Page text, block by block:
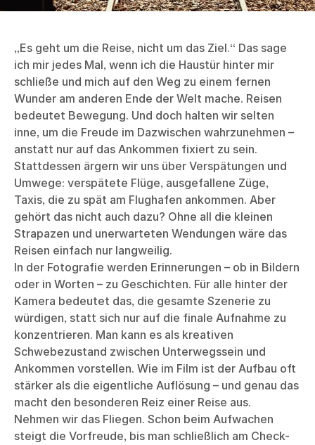
„Es geht um die Reise, nicht um das Ziel.“ Das sage
ich mir jedes Mal, wenn ich die Haustür hinter mir
schließe und mich auf den Weg zu einem fernen
Wunder am anderen Ende der Welt mache. Reisen
bedeutet Bewegung. Und doch halten wir selten
inne, um die Freude im Dazwischen wahrzunehmen –
anstatt nur auf das Ankommen fixiert zu sein.
Stattdessen ärgern wir uns über Verspätungen und
Umwege: verspätete Flüge, ausgefallene Züge,
Taxis, die zu spät am Flughafen ankommen. Aber
gehört das nicht auch dazu? Ohne all die kleinen
Strapazen und unerwarteten Wendungen wäre das
Reisen einfach nur langweilig.
In der Fotografie werden Erinnerungen – ob in Bildern
oder in Worten – zu Geschichten. Für alle hinter der
Kamera bedeutet das, die gesamte Szenerie zu
würdigen, statt sich nur auf die finale Aufnahme zu
konzentrieren. Man kann es als kreativen
Schwebezustand zwischen Unterwegssein und
Ankommen vorstellen. Wie im Film ist der Aufbau oft
stärker als die eigentliche Auflösung – und genau das
macht den besonderen Reiz einer Reise aus.
Nehmen wir das Fliegen. Schon beim Aufwachen
steigt die Vorfreude, bis man schließlich am Check-